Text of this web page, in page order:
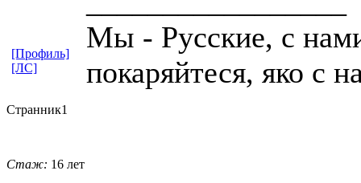
Мы - Русские, с
покаряйтеся, яко с
[Профиль]
[ЛС]
Странник1
Стаж: 16 лет